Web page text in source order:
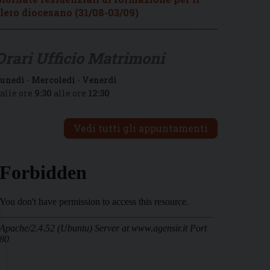
diocesano (31/08-03/09)
- Mercoledì - Venerdì
ore 9:30 alle ore 12:30
Vedi tutti gli appuntamenti